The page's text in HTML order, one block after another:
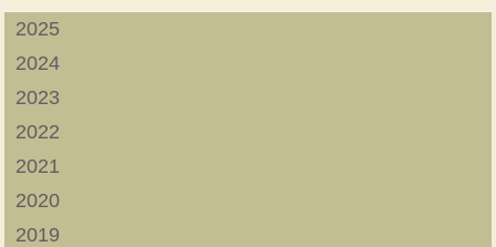
2025
2024
2023
2022
2021
2020
2019